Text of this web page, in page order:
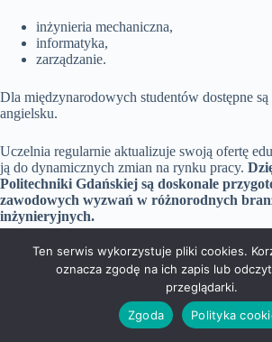
inżynieria mechaniczna,
informatyka,
zarządzanie.
Dla międzynarodowych studentów dostępne
angielsku.
Uczelnia regularnie aktualizuje swoją ofertę
ją do dynamicznych zmian na rynku pracy.
Politechniki Gdańskiej są doskonale
zawodowych wyzwań w różnorodnych
inżynieryjnych.
Studia I stopnia: stacjonarne i niestacjonarne
Studia I stopnia na Politechnice Gdańskiej
, jak iniestacjonarnym.
Ten serwis wykorzystuje pliki cookies.
oznacza zgodę na ich zapis lub
przeglądarki.
Zgoda
Polityka